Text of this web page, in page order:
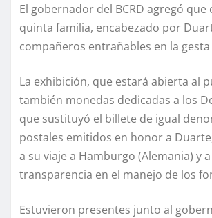
El gobernador del BCRD agregó
quinta familia, encabezado por
compañeros entrañables en la
La exhibición, que estará abierta al
también monedas dedicadas a los
que sustituyó el billete de igual
postales emitidos en honor a
a su viaje a Hamburgo (Alemania) y
transparencia en el manejo de los
Estuvieron presentes junto al